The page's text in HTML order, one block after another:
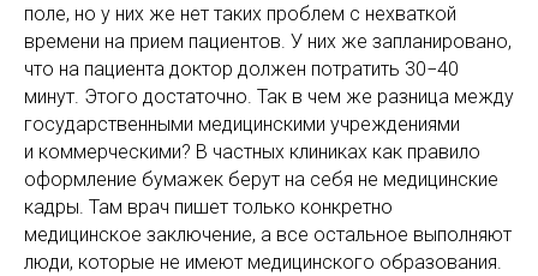
поле, но у них же нет таких проблем с нехваткой
времени на прием пациентов. У них же запланировано,
что на пациента доктор должен потратить 30−40
минут. Этого достаточно. Так в чем же разница между
государственными медицинскими учреждениями
и коммерческими? В частных клиниках как правило
оформление бумажек берут на себя не медицинские
кадры. Там врач пишет только конкретно
медицинское заключение, а все остальное выполняют
люди, которые не имеют медицинского образования.